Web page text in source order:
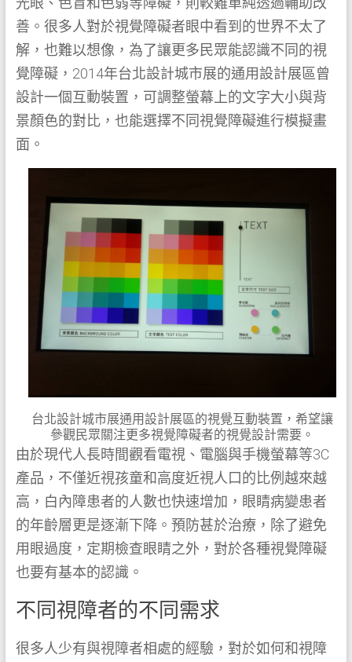
善。很多人對於視覺障礙者眼中看到的世界不太了
解，也難以想像，為了讓更多民眾能認識不同的視
覺障礙，2014年台北設計城市展的通用設計展區曾
設計一個互動裝置，可調整螢幕上的文字大小與背
景顏色的對比，也能選擇不同視覺障礙進行模擬畫
面。
台北設計城市展通用設計展區的視覺互動裝置，希望讓
參觀民眾關注更多視覺障礙者的視覺設計需要。
由於現代人長時間觀看電視、電腦與手機螢幕等3C
產品，不僅近視孩童和高度近視人口的比例越來越
高，白內障患者的人數也快速增加，眼睛病變患者
的年齡層更是逐漸下降。預防甚於治療，除了避免
用眼過度，定期檢查眼睛之外，對於各種視覺障礙
也要有基本的認識。
不同視障者的不同需求
很多人少有與視障者相處的經驗，對於如何和視障